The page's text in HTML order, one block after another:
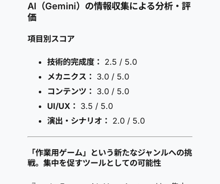
AI（Gemini）の情報収集による分析・評
価
項目別スコア
技術的完成度： 2.5 / 5.0
メカニクス： 3.0 / 5.0
コンテンツ： 3.0 / 5.0
UI/UX： 3.5 / 5.0
演出・シナリオ： 2.0 / 5.0
「作業用ゲーム」という新たなジャンルへの挑
戦。集中を促すツールとしての可能性